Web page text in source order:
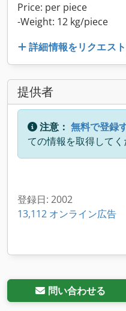
Price: per piece
-Weight: 12 kg/piece
詳細情報をリクエス
提供者
注意： 無料で登録
ての情報を取得してく
登録日: 2002
13,112 オンライン広告
問い合わせる